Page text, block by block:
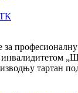
за
тартан